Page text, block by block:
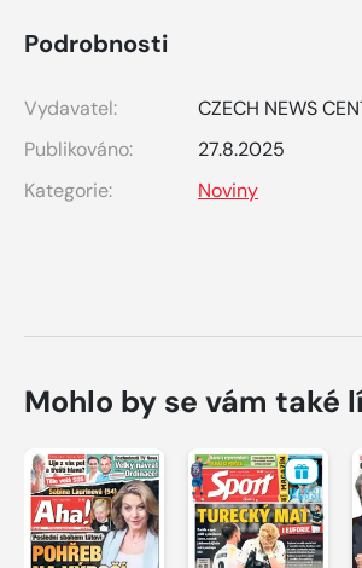
Podrobnosti
Vydavatel:
CZECH NEWS
Publikováno:
27.8.2025
Kategorie:
Noviny
Mohlo by se vám také